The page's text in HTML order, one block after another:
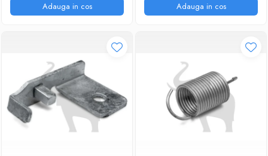
Adauga in cos Adauga in cos